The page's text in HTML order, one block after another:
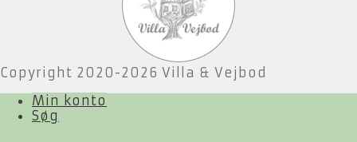
Copyright 2020-2026 Villa & Vejbod
Min konto
Søg